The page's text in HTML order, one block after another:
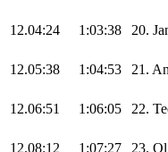
12.04:24 1:03:38 20.
12.05:38 1:04:53 21.
12.06:51 1:06:05 22.
12.08:12 1:07:27 23.